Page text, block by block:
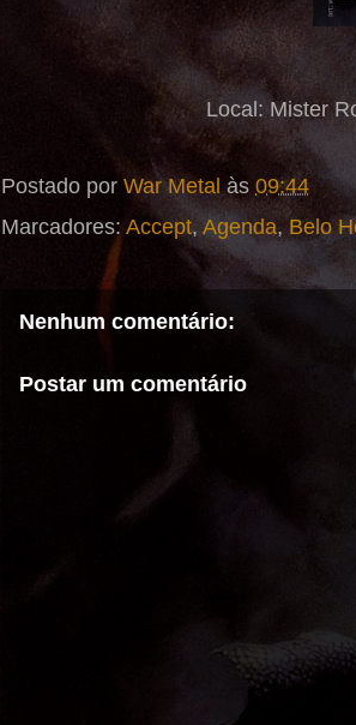
Local: Mister
Postado por War Metal às 09:44
Marcadores: Accept, Agenda, Belo
Nenhum comentário:
Postar um comentário